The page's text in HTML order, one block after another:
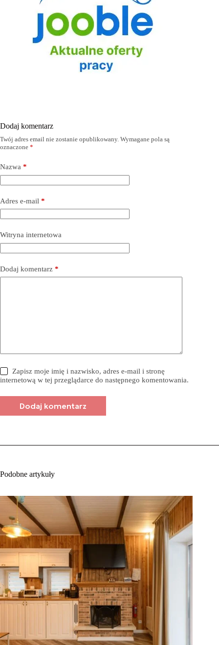
Dodaj komentarz
Twój adres email nie zostanie opublikowany. Wymagane pola są
oznaczone *
Nazwa *
Adres e-mail *
Witryna internetowa
Dodaj komentarz *
Zapisz moje imię i nazwisko, adres e-mail i stronę
internetową w tej przeglądarce do następnego komentowania.
Dodaj komentarz
Podobne artykuły